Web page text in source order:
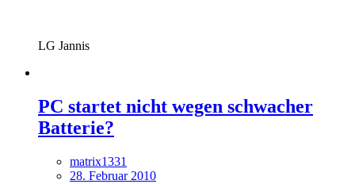
LG Jannis
PC startet nicht wegen schwacher
Batterie?
matrix1331
28. Februar 2010